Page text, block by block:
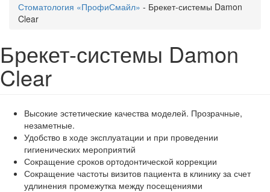
Стоматология «ПрофиСмайл» - Брекет-системы Damon
Clear
Брекет-системы Damon
Clear
Высокие эстетические качества моделей. Прозрачные,
незаметные.
Удобство в ходе эксплуатации и при проведении
гигиенических мероприятий
Сокращение сроков ортодонтической коррекции
Сокращение частоты визитов пациента в клинику за счет
удлинения промежутка между посещениями